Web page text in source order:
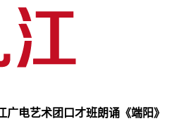
广电艺术团口才班朗诵《端阳》